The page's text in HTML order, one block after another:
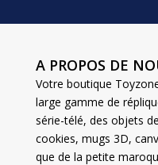
A PROPOS DE
Votre boutique
large gamme de
série-télé, des objets
cookies, mugs 3D,
que de la petite